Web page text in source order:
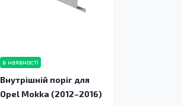
в наявності
Внутрішній поріг для
Opel Mokka (2012–2016)